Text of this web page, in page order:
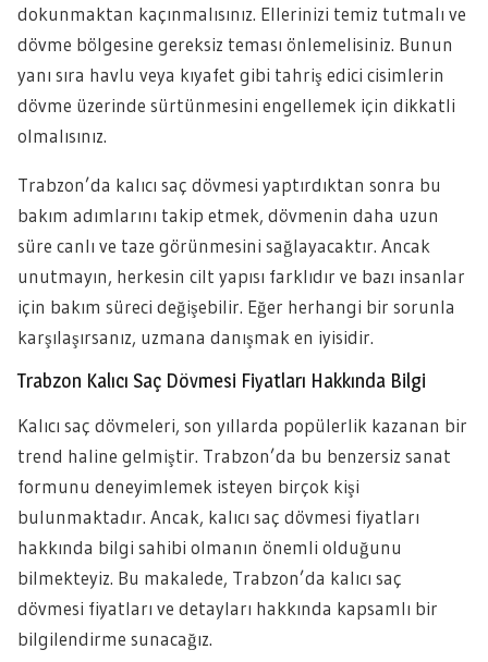
dokunmaktan kaçınmalısınız. Ellerinizi temiz tutmalı ve
dövme bölgesine gereksiz teması önlemelisiniz. Bunun
yanı sıra havlu veya kıyafet gibi tahriş edici cisimlerin
dövme üzerinde sürtünmesini engellemek için dikkatli
olmalısınız.
Trabzon’da kalıcı saç dövmesi yaptırdıktan sonra bu
bakım adımlarını takip etmek, dövmenin daha uzun
süre canlı ve taze görünmesini sağlayacaktır. Ancak
unutmayın, herkesin cilt yapısı farklıdır ve bazı insanlar
için bakım süreci değişebilir. Eğer herhangi bir sorunla
karşılaşırsanız, uzmana danışmak en iyisidir.
Trabzon Kalıcı Saç Dövmesi Fiyatları Hakkında Bilgi
Kalıcı saç dövmeleri, son yıllarda popülerlik kazanan bir
trend haline gelmiştir. Trabzon’da bu benzersiz sanat
formunu deneyimlemek isteyen birçok kişi
bulunmaktadır. Ancak, kalıcı saç dövmesi fiyatları
hakkında bilgi sahibi olmanın önemli olduğunu
bilmekteyiz. Bu makalede, Trabzon’da kalıcı saç
dövmesi fiyatları ve detayları hakkında kapsamlı bir
bilgilendirme sunacağız.